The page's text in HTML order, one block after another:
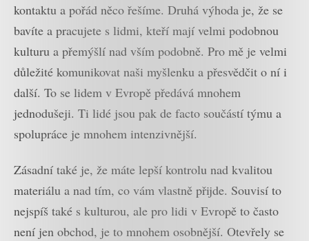
kontaktu a pořád něco řešíme. Druhá výhoda je, že se
bavíte a pracujete s lidmi, kteří mají velmi podobnou
kulturu a přemýšlí nad vším podobně. Pro mě je velmi
důležité komunikovat naši myšlenku a přesvědčit o ní i
další. To se lidem v Evropě předává mnohem
jednodušeji. Ti lidé jsou pak de facto součástí týmu a
spolupráce je mnohem intenzivnější.
Zásadní také je, že máte lepší kontrolu nad kvalitou
materiálu a nad tím, co vám vlastně přijde. Souvisí to
nejspíš také s kulturou, ale pro lidi v Evropě to často
není jen obchod, je to mnohem osobnější. Otevřely se